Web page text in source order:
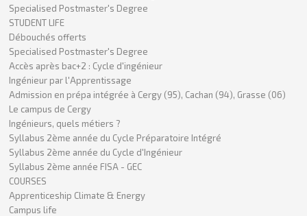
Specialised Postmaster's Degree
STUDENT LIFE
Débouchés offerts
Specialised Postmaster's Degree
Accès après bac+2 : Cycle d'ingénieur
Ingénieur par l'Apprentissage
Admission en prépa intégrée à Cergy (95), Cachan (94), Grasse (06)
Le campus de Cergy
Ingénieurs, quels métiers ?
Syllabus 2ème année du Cycle Préparatoire Intégré
Syllabus 2ème année du Cycle d'Ingénieur
Syllabus 2ème année FISA - GEC
COURSES
Apprenticeship Climate & Energy
Campus life